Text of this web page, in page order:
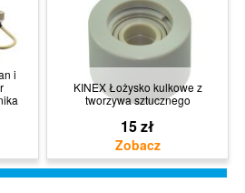
i
KINEX Łożysko kulkowe z
tworzywa sztucznego
15 zł